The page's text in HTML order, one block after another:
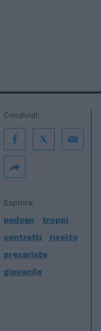
Esplora:
padoan
troppi
contratti
risolto
precariato
giovanile
Condividi: